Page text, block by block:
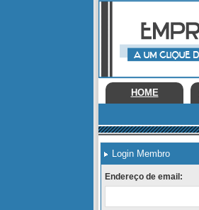
HOME
Login Membro
Endereço de email: